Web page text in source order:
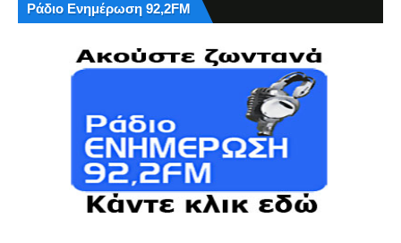
Ράδιο Ενημέρωση 92,2FM